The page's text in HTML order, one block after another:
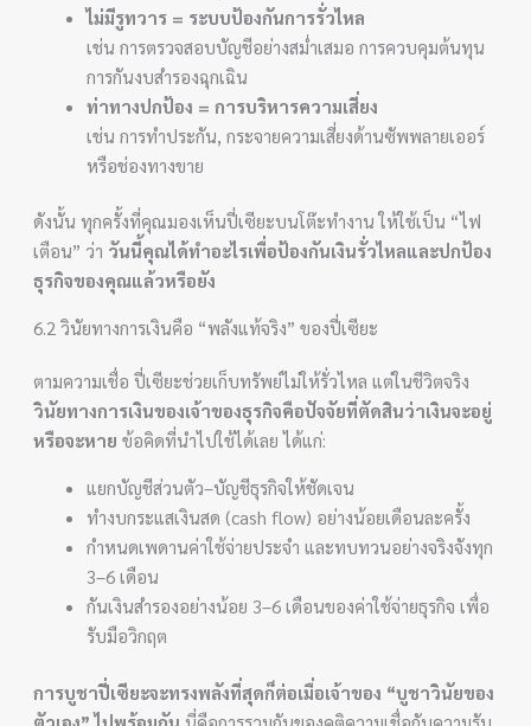
ไม่มีรูทวาร = ระบบป้องกันการรั่วไหล
เช่น การตรวจสอบบัญชีอย่างสม่ำเสมอ การควบคุมต้นทุน
การกันงบสำรองฉุกเฉิน
ท่าทางปกป้อง = การบริหารความเสี่ยง
เช่น การทำประกัน, กระจายความเสี่ยงด้านซัพพลายเออร์
หรือช่องทางขาย
ดังนั้น ทุกครั้งที่คุณมองเห็นปี่เซียะบนโต๊ะทำงาน ให้ใช้เป็น “ไฟ
เตือน” ว่า วันนี้คุณได้ทำอะไรเพื่อป้องกันเงินรั่วไหลและปกป้อง
ธุรกิจของคุณแล้วหรือยัง
6.2 วินัยทางการเงินคือ “พลังแท้จริง” ของปี่เซียะ
ตามความเชื่อ ปี่เซียะช่วยเก็บทรัพย์ไม่ให้รั่วไหล แต่ในชีวิตจริง
วินัยทางการเงินของเจ้าของธุรกิจคือปัจจัยที่ตัดสินว่าเงินจะอยู่
หรือจะหาย ข้อคิดที่นำไปใช้ได้เลย ได้แก่:
แยกบัญชีส่วนตัว–บัญชีธุรกิจให้ชัดเจน
ทำงบกระแสเงินสด (cash flow) อย่างน้อยเดือนละครั้ง
กำหนดเพดานค่าใช้จ่ายประจำ และทบทวนอย่างจริงจังทุก
3–6 เดือน
กันเงินสำรองอย่างน้อย 3–6 เดือนของค่าใช้จ่ายธุรกิจ เพื่อ
รับมือวิกฤต
การบูชาปี่เซียะจะทรงพลังที่สุดก็ต่อเมื่อเจ้าของ “บูชาวินัยของ
ตัวเอง” ไปพร้อมกัน นี่คือการรวมกันของคติความเชื่อกับความรับ